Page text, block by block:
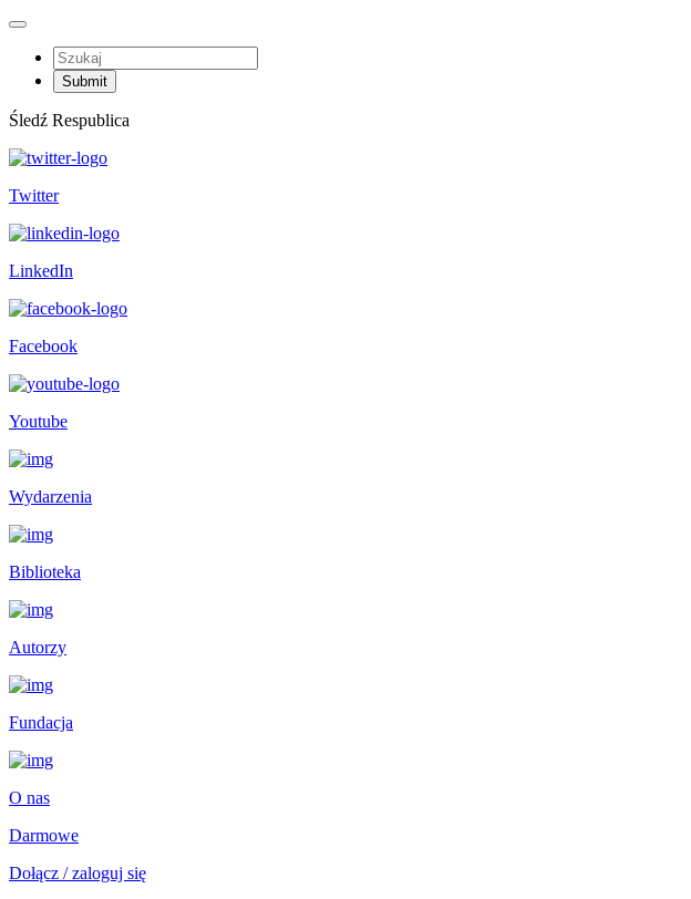
Śledź Respublica
Twitter
LinkedIn
Facebook
Youtube
Wydarzenia
Biblioteka
Autorzy
Fundacja
O nas
Darmowe
Dołącz / zaloguj się